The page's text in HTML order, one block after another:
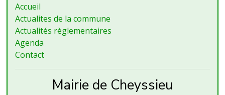
Accueil
Actualites de la commune
Actualités règlementaires
Agenda
Contact
Mairie de Cheyssieu